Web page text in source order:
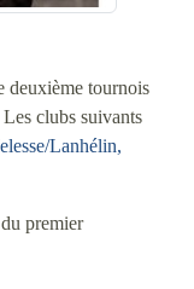
deuxième tournois
clubs suivants
Lanhélin,
premier